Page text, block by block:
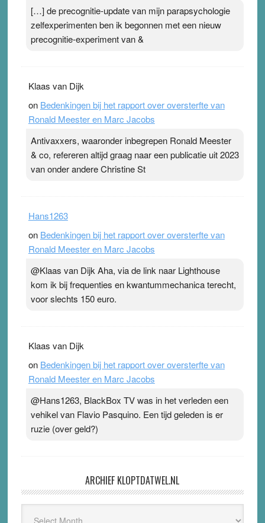
[…] de precognitie-update van mijn parapsychologie
zelfexperimenten ben ik begonnen met een nieuw
precognitie-experiment van &
Klaas van Dijk
on Bedenkingen bij het rapport over oversterfte van
Ronald Meester en Marc Jacobs
Antivaxxers, waaronder inbegrepen Ronald Meester
& co, refereren altijd graag naar een publicatie uit 2023
van onder andere Christine St
Hans1263
on Bedenkingen bij het rapport over oversterfte van
Ronald Meester en Marc Jacobs
@Klaas van Dijk Aha, via de link naar Lighthouse
kom ik bij frequenties en kwantummechanica terecht,
voor slechts 150 euro.
Klaas van Dijk
on Bedenkingen bij het rapport over oversterfte van
Ronald Meester en Marc Jacobs
@Hans1263, BlackBox TV was in het verleden een
vehikel van Flavio Pasquino. Een tijd geleden is er
ruzie (over geld?)
ARCHIEF KLOPTDATWEL.NL